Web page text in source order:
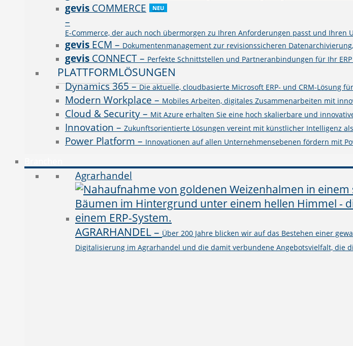
gevis COMMERCE
–
E-Commerce, der auch noch übermorgen zu Ihren Anforderungen passt und
NEU
gevis ECM – Dokumentenmanagement zur revisionssicheren
gevis CONNECT– Perfekte Schnittstellen und Partneranbindungen für Ihr ERP
PLATTFORMLÖSUNGEN
Dynamics 365–Die aktuelle, cloudbasierte Microsoft ERP- und CRM-Lösung
Modern Workplace – Mobiles Arbeiten, digitales Zusammenarbeiten mit
Cloud & Security– Mit Azure erhalten Sie eine hoch skalierbare und
Innovation – Zukunftsorientierte Lösungen vereint mit künstlicher Intelligenz
Power Platform – Innovationen auf allen Unternehmensebenen fördern mit
Agrarhandel
AGRARHANDEL– Über 200 Jahre blicken wir auf das Bestehen einer
Digitalisierung im Agrarhandel und die damit verbundene Angebotsvielfalt, die